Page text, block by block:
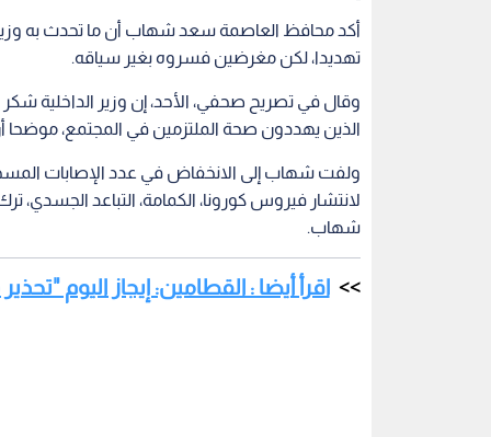
أكد محافظ العاصمة سعد شهاب أن ما تحدث به وزير
تهديدا، لكن مغرضين فسروه بغير سياقه.
وقال في تصريح صحفي، الأحد، إن وزير الداخلية شكر
الذين يهددون صحة الملتزمين في المجتمع، موضحا أن
ولفت شهاب إلى الانخفاض في عدد الإصابات
لانتشار فيروس كورونا، الكمامة، التباعد
شهاب.
اقرأ أيضا : القطامين: إيجاز اليوم